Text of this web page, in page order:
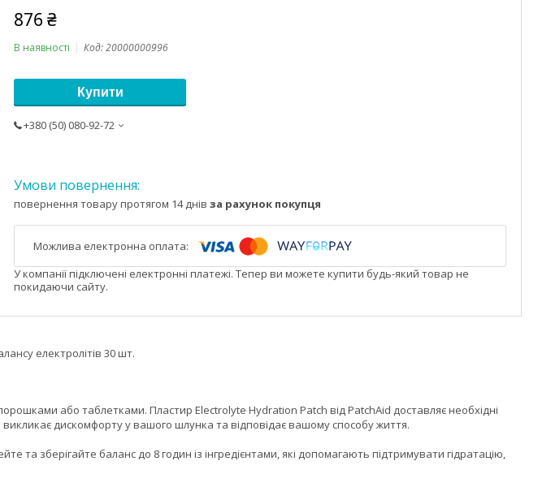
876 ₴
В наявності Код:20000000996
Купити
+380 (50) 080-92-72
повернення товару протягом 14 днів за рахунок покупця
У компанії підключені електронні платежі. Тепер ви можете купити будь-який товар не
покидаючи сайту.
електролітів 30 шт.
або таблетками. Пластир Electrolyte Hydration Patch від PatchAid доставляє необхідні
викликає дискомфорту у вашого шлунка та відповідає вашому способу життя.
та зберігайте баланс до 8 годин із інгредієнтами, які допомагають підтримувати гідратацію,